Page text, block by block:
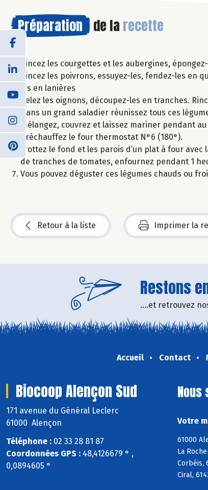
Préparation de la recette
Rincez les courgettes et les aubergines,
Rincez les poivrons, essuyez-les, fendez-les en
les en lanières
Pelez les oignons, découpez-les en tranches.
Dans un grand saladier réunissez tous ces
mélangez, couvrez et laissez mariner pendant
Préchauffez le four thermostat N°6 (180°).
Frottez le fond et les parois d’un plat à four
de tranches de tomates, enfournez pendant 1
Vous pouvez déguster ces légumes chauds ou
Retour à la liste Imprimer la
Restons
....et retrouvez
Accueil Contact
Biocoop Alençon Sud
171 avenue du Général Leclerc
61000 Alençon
Téléphone : 02 33 28 81 87
Coordonnées GPS : 48,4126679 ° ,
0,0894605 °
Votre
61000
La
Corbéis,
Ciral,